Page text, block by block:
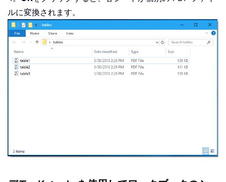
ルに変換されます。